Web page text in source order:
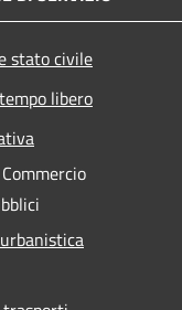
stato civile
libero